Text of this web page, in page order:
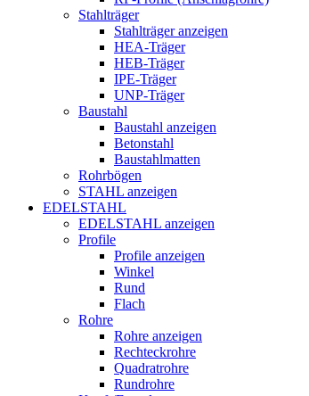
Stahlträger
Stahlträger anzeigen
HEA-Träger
HEB-Träger
IPE-Träger
UNP-Träger
Baustahl
Baustahl anzeigen
Betonstahl
Baustahlmatten
Rohrbögen
STAHL anzeigen
EDELSTAHL
EDELSTAHL anzeigen
Profile
Profile anzeigen
Winkel
Rund
Flach
Rohre
Rohre anzeigen
Rechteckrohre
Quadratrohre
Rundrohre